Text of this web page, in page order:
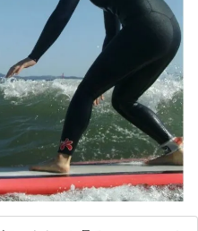
畔蛸川温泉 龍宮殿のPR記事です。